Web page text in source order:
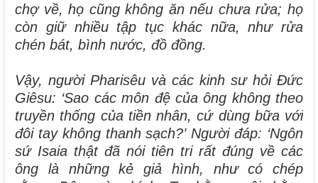
chợ về, họ cũng không ăn nếu chưa rửa; họ
còn giữ nhiều tập tục khác nữa, như rửa
chén bát, bình nước, đồ đồng.
Vậy, người Pharisêu và các kinh sư hỏi Đức
Giêsu: ‘Sao các môn đệ của ông không theo
truyền thống của tiền nhân, cứ dùng bữa với
đôi tay không thanh sạch?’ Người đáp: ‘Ngôn
sứ Isaia thật đã nói tiên tri rất đúng về các
ông là những kẻ giả hình, như có chép